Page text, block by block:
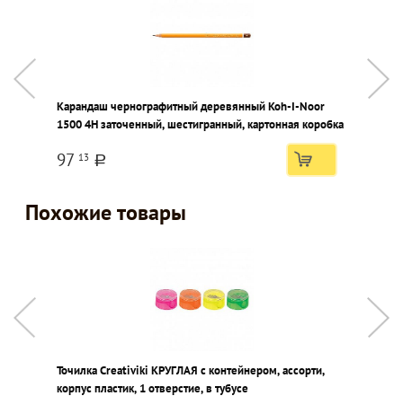
Карандаш чернографитный деревянный Koh-I-Noor
1500 4Н заточенный, шестигранный, картонная коробка
97 13 a
Похожие товары
Точилка Creativiki КРУГЛАЯ с контейнером, ассорти,
корпус пластик, 1 отверстие, в тубусе